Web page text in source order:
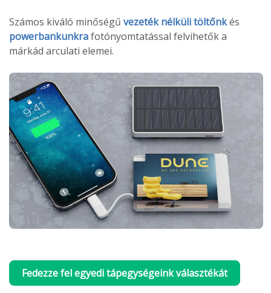
Számos kiváló minőségű vezeték nélküli töltőnkés
powerbankunkrafotónyomtatással felvihetők a
márkád arculati elemei.
Fedezze fel egyedi tápegységeink választékát